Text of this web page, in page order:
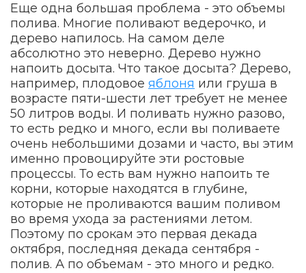
Еще одна большая проблема - это объемы
полива. Многие поливают ведерочко, и
дерево напилось. На самом деле
абсолютно это неверно. Дерево нужно
напоить досыта. Что такое досыта? Дерево,
например, плодовое яблоня или груша в
возрасте пяти-шести лет требует не менее
50 литров воды. И поливать нужно разово,
то есть редко и много, если вы поливаете
очень небольшими дозами и часто, вы этим
именно провоцируйте эти ростовые
процессы. То есть вам нужно напоить те
корни, которые находятся в глубине,
которые не проливаются вашим поливом
во время ухода за растениями летом.
Поэтому по срокам это первая декада
октября, последняя декада сентября -
полив. А по объемам - это много и редко.